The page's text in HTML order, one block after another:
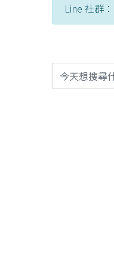
Line 社群：